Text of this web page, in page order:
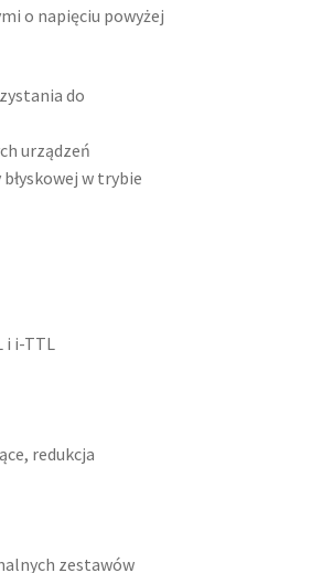
o napięciu powyżej
do
urządzeń
w trybie
i i-TTL
redukcja
zestawów